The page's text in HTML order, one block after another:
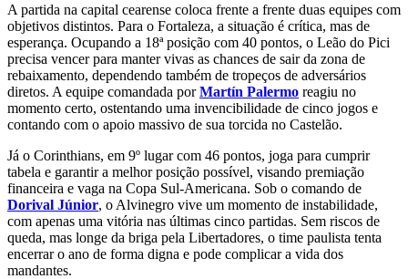
A partida na capital cearense coloca frente a frente duas equipes com
objetivos distintos. Para o Fortaleza, a situação é crítica, mas de
esperança. Ocupando a 18ª posição com 40 pontos, o Leão do Pici
precisa vencer para manter vivas as chances de sair da zona de
rebaixamento, dependendo também de tropeços de adversários
diretos. A equipe comandada porMartín Palermo reagiu no
momento certo, ostentando uma invencibilidade de cinco jogos e
contando com o apoio massivo de sua torcida no Castelão.
Já o Corinthians, em 9º lugar com 46 pontos, joga para cumprir
tabela e garantir a melhor posição possível, visando premiação
financeira e vaga na Copa Sul-Americana. Sob o comando de
Dorival Júnior, o Alvinegro vive um momento de instabilidade,
com apenas uma vitória nas últimas cinco partidas. Sem riscos de
queda, mas longe da briga pela Libertadores, o time paulista tenta
encerrar o ano de forma digna e pode complicar a vida dos
mandantes.